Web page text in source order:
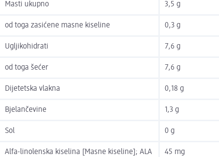
Masti ukupno 3,5 g
od toga zasićene masne kiseline 0,3 g
Ugljikohidrati 7,6 g
od toga šećer 7,6 g
Dijetetska vlakna 0,18 g
Bjelančevine 1,3 g
Sol 0 g
Alfa-linolenska kiselina [Masne kiseline]; ALA 45 mg